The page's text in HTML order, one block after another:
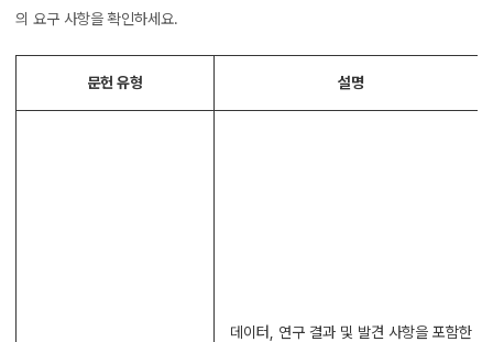
의 요구 사항을 확인하세요.
문헌 유형 설명
데이터, 연구 결과 및 발견 사항을 포함한